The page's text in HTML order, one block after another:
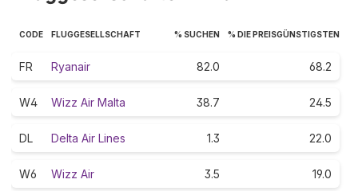
CODE FLUGGESELLSCHAFT % SUCHEN % DIE PREISGÜNSTIGSTEN
FR Ryanair 82.0 68.2
W4 Wizz Air Malta 38.7 24.5
DL Delta Air Lines 1.3 22.0
W6 Wizz Air 3.5 19.0